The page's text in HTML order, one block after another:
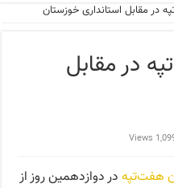
در مقابل استانداری خوزستان
در مقابل
1,099
هفت‌تپه در دوازدهمین روز از